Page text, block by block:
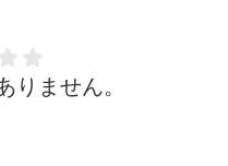
りません。